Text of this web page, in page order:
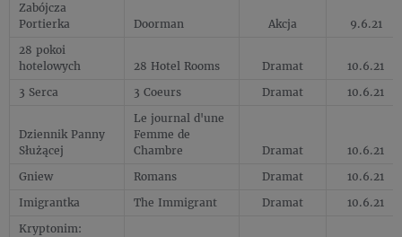
Zabójcza
Portierka
Doorman Akcja
9.6.21
28 pokoi
hotelowych
28 Hotel Rooms Dramat
10.6.21
3 Serca
3 Coeurs Dramat 10.6.21
Dziennik Panny
Służącej
Le journal d'une
Femme de
Chambre
Dramat
10.6.21
Gniew
Romans Dramat
10.6.21
Imigrantka
The Immigrant Dramat
10.6.21
Kryptonim: